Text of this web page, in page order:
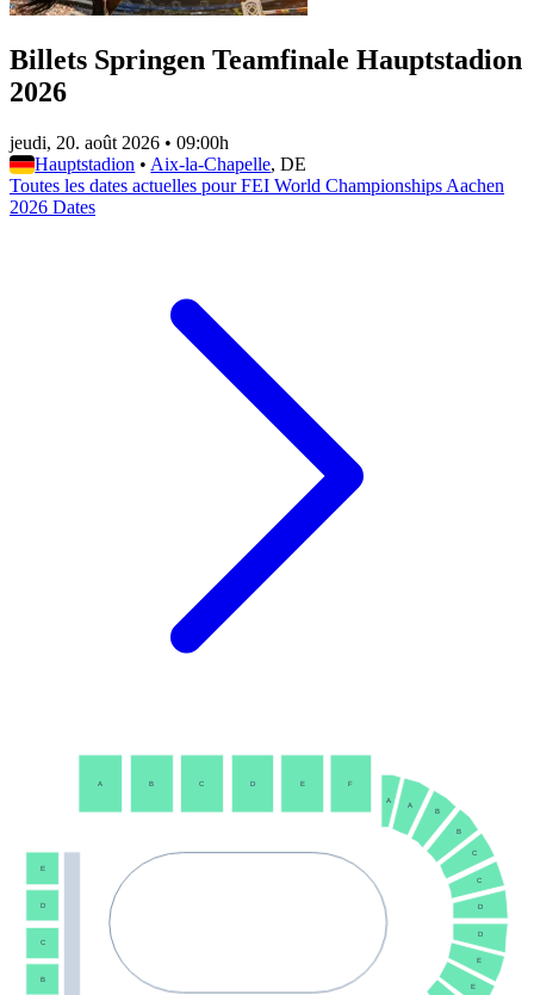
Billets Springen Teamfinale Hauptstadion
2026
jeudi, 20. août 2026 • 09:00h
Hauptstadion • Aix-la-Chapelle, DE
Toutes les dates actuelles pour FEI World Championships Aachen
2026 Dates
A
A
B
B
C
C
D
D
E
E
E
D
C
B
A B C D E F